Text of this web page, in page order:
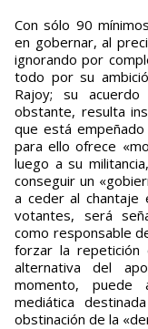
Con sólo 90
en gobernar, al
ignorando por
todo por su
Rajoy; su
obstante, resulta
que está
para ello ofrece
luego a su
conseguir un
a ceder al chantaje
votantes, será
como responsable
forzar la repetición
alternativa del
momento, puede
mediática
obstinación de la